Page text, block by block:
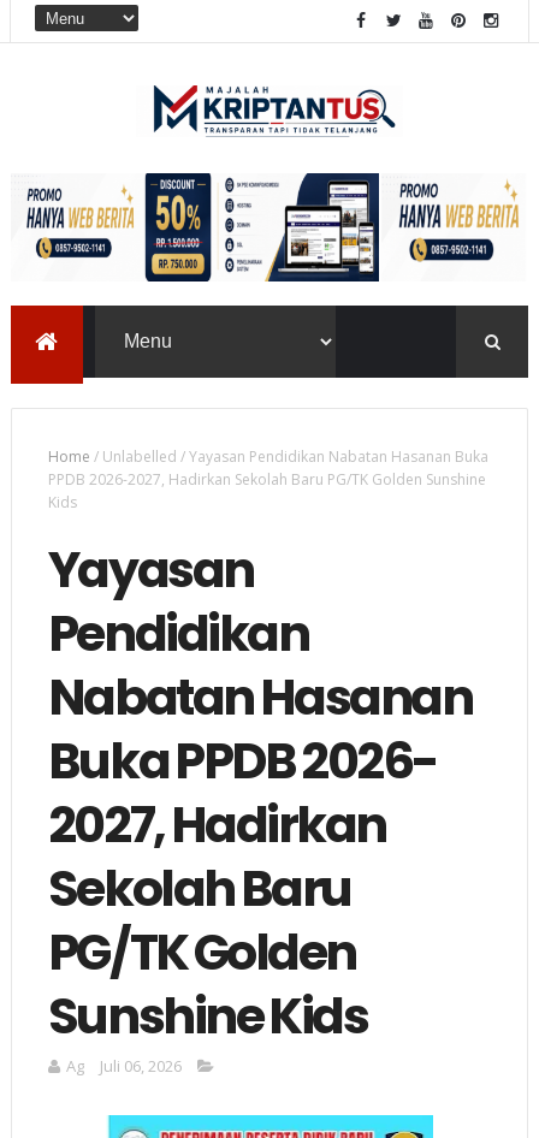
Home /Unlabelled /Yayasan Pendidikan Nabatan Hasanan Buka
PPDB 2026-2027, Hadirkan Sekolah Baru PG/TK Golden Sunshine
Kids
Yayasan
Pendidikan
Nabatan Hasanan
Buka PPDB 2026-
2027, Hadirkan
Sekolah Baru
PG/TK Golden
Sunshine Kids
Ag Juli 06, 2026